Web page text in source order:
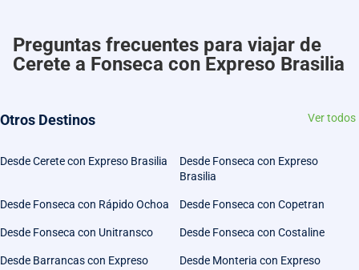
Preguntas frecuentes para viajar de
Cerete a Fonseca con Expreso Brasilia
Otros Destinos Ver todos
Desde Cerete con Expreso Brasilia
Desde Fonseca con Expreso
Brasilia
Desde Fonseca con Rápido Ochoa Desde Fonseca con Copetran
Desde Fonseca con Unitransco Desde Fonseca con Costaline
Desde Barrancas con Expreso
Desde Monteria con Expreso